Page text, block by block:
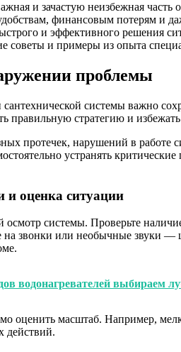
и зачастую неизбежная
финансовым потерям и
и эффективного решения
советы и примеры из опыта
проблемы
системы важно
правильную стратегию и
протечек, нарушений в
устранять
и оценка ситуации
системы. Проверьте
звонки или необычные звуки —
водонагревателей выбираем
оценить масштаб. Например,
действий.